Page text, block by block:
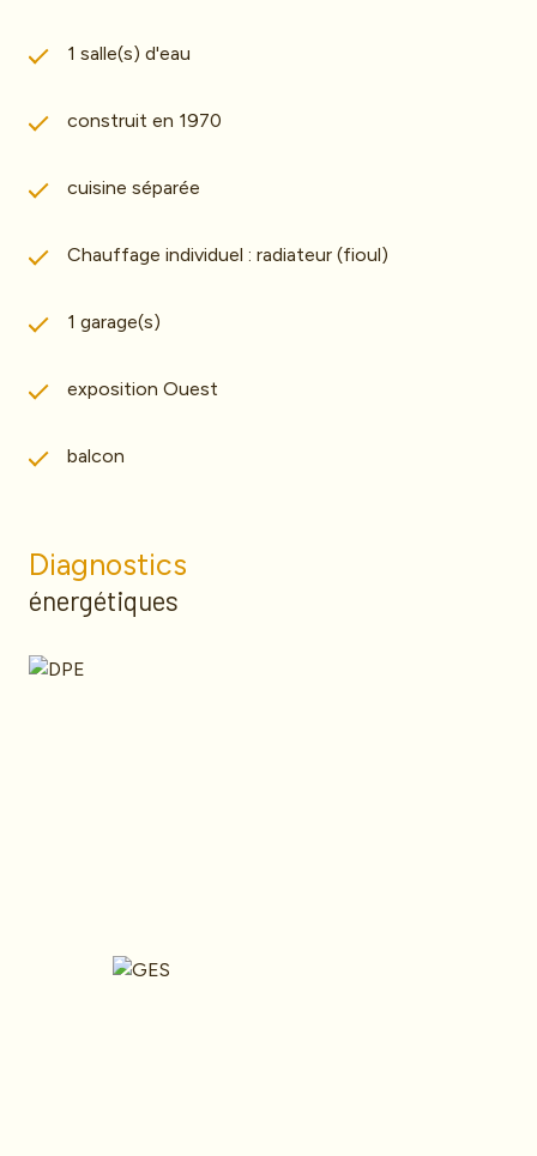
1 salle(s) d'eau
construit en 1970
cuisine séparée
Chauffage individuel : radiateur (fioul)
1 garage(s)
exposition Ouest
balcon
Diagnostics
énergétiques